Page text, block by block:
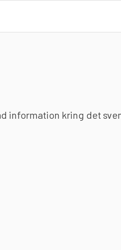
information kring det